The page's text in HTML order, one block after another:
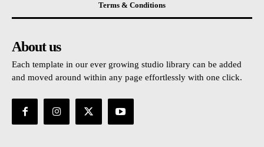
Terms & Conditions
About us
Each template in our ever growing studio library can be added
and moved around within any page effortlessly with one click.